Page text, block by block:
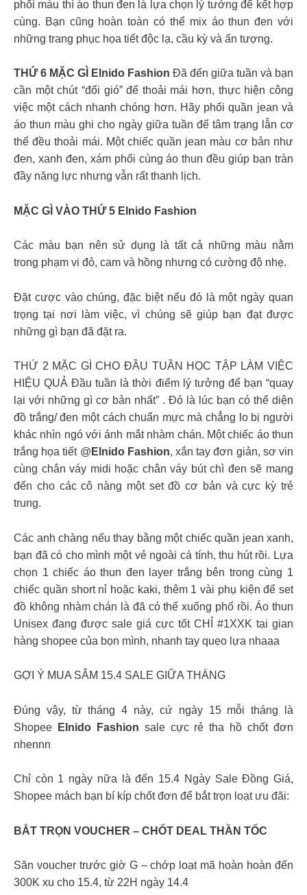
phối màu thì áo thun đen là lựa chọn lý tưởng để kết hợp
cùng. Bạn cũng hoàn toàn có thể mix áo thun đen với
những trang phục họa tiết độc lạ, cầu kỳ và ấn tượng.
THỨ 6 MẶC GÌ Elnido Fashion Đã đến giữa tuần và bạn
cần một chút “đổi gió” để thoải mái hơn, thực hiện công
việc một cách nhanh chóng hơn. Hãy phối quần jean và
áo thun màu ghi cho ngày giữa tuần để tâm trạng lẫn cơ
thể đều thoải mái. Một chiếc quần jean màu cơ bản như
đen, xanh đen, xám phối cùng áo thun đều giúp bạn tràn
đầy năng lực nhưng vẫn rất thanh lịch.
MẶC GÌ VÀO THỨ 5 Elnido Fashion
Các màu bạn nên sử dụng là tất cả những màu nằm
trong phạm vi đỏ, cam và hồng nhưng có cường độ nhẹ.
Đặt cược vào chúng, đặc biệt nếu đó là một ngày quan
trọng tại nơi làm việc, vì chúng sẽ giúp bạn đạt được
những gì bạn đã đặt ra.
THỨ 2 MẶC GÌ CHO ĐẦU TUẦN HỌC TẬP LÀM VIỆC
HIỆU QUẢ Đầu tuần là thời điểm lý tưởng để bạn “quay
lại với những gì cơ bản nhất” . Đó là lúc bạn có thể diện
đồ trắng/ đen một cách chuẩn mực mà chẳng lo bị người
khác nhìn ngó với ánh mắt nhàm chán. Một chiếc áo thun
trắng họa tiết @ Elnido Fashion, xắn tay đơn giản, sơ vin
cùng chân váy midi hoặc chân váy bút chì đen sẽ mang
đến cho các cô nàng một set đồ cơ bản và cực kỳ trẻ
trung.
Các anh chàng nếu thay bằng một chiếc quần jean xanh,
bạn đã có cho mình một vẻ ngoài cá tính, thu hút rồi. Lựa
chọn 1 chiếc áo thun đen layer trắng bên trong cùng 1
chiếc quần short nỉ hoặc kaki, thêm 1 vài phụ kiện để set
đồ không nhàm chán là đã có thể xuống phố rồi. Áo thun
Unisex đang được sale giá cực tốt CHỈ #1XXK tại gian
hàng shopee của bọn mình, nhanh tay quẹo lựa nhaaa
GỢI Ý MUA SẮM 15.4 SALE GIỮA THÁNG
Đúng vậy, từ tháng 4 này, cứ ngày 15 mỗi tháng là
Shopee
Elnido Fashion sale cực rẻ tha hồ chốt đơn
nhennn
Chỉ còn 1 ngày nữa là đến 15.4 Ngày Sale Đồng Giá,
Shopee mách bạn bí kíp chốt đơn để bắt trọn loạt ưu đãi:
BẮT TRỌN VOUCHER – CHỐT DEAL THẦN TỐC
Săn voucher trước giờ G – chớp loạt mã hoàn hoàn đến
300K xu cho 15.4, từ 22H ngày 14.4